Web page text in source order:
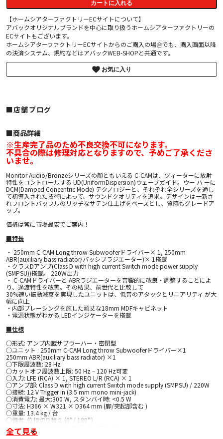
カートに入れる
【ホームシアターファクトリーECサイトについて】
アバックオリジナルブランドを中心に取り扱うホームシアターファクトリーの
ECサイトもございます。
ホームシアターファクトリーECサイトからのご購入の場合でも、購入画面以降
の決済システム、規約などはアバックWEB-SHOPと共通です。
お気に入り
■店舗ブログ
■︎商品詳細
※生産完了品のため不良交換不可になります。
不具合の際は修理対応となりますので、予めご了承くださ
いませ。
Monitor Audio/Bronzeシリーズの顔ともいえる C-CAMは、ツィーターに放射
特性をコントロールする UD(UniformDispersion)ウェーブガイド。ウー ハ ーに
DCM(Damped Concentric Mode) テクノロジーと、それぞれ全シリーズを通し
て初導入された技術によって、サウンドクオリティを追求。デザインは一新さ
れフロントバッフルのリッチなサテン仕上げをベースとし、質感もグレードア
ップ。
価格は常に市場最安でご案内！
■特長
・ 250mm C-CAM Long throw Subwooferドライバー× 1, 250mm
ABR(auxiliary bass radiator/パッシブラジエーター)× 1搭載
・クラスDアンプ(Class D with high current Switch mode power supply
(SMPSU))搭載。 220W出力
・ C-CAMドライバーと ABRラジエーターを音響的に改良・調整することによ
り、過渡特性を改善。その結果、前世代と比較して
30%速い振動減衰を実現したユニットは、低音のアタックとリニアリティ が大
幅に向上
・内部ブレーシングを施した頑丈な18mm MDFキャビネット
・電源状態がわかる LEDインジケーターを搭載
■仕様
○形式: アンプ内蔵サブウーハー・密閉型
○ユニット : 250mm C-CAM Long throw Subwooferドライバー×1
250mm ABR(auxiliary bass radiator) ×1
○下限周波数: 28 Hz
○カットオフ周波数上限: 50 Hz – 120 Hz可変
○入力: LFE (RCA) × 1, STEREO L/R (RCA) × 1
○アンプ部: Class D with high current Switch mode supply (SMPSU) / 220W
○接続: 12 V Trigger in (3.5 mm mono mini-jack)
○消費電力: 最大:300 W, スタンバイ時: <0.5 W
○寸法: H366 × W321 × D364 mm (脚/突起部含む )
○重量: 13.4 kg / 台
○備考: 位相切り替え (0° / 180° )
イコライザーモード(Music/Movie/Impact)
オートスタンバイ機能(約15分)
全て見る